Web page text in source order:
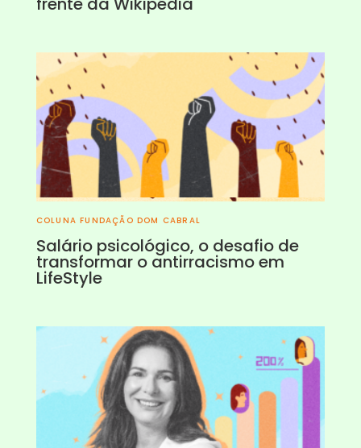
COLUNA FUNDAÇÃO DOM CABRAL
Salário psicológico, o desafio de
transformar o antirracismo em
LifeStyle